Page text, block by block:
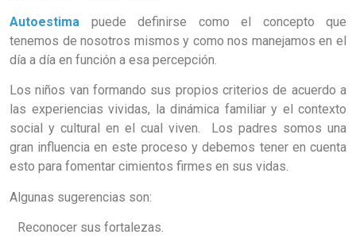
Autoestima puede definirse como el concepto que
tenemos de nosotros mismos y como nos manejamos en el
día a día en función a esa percepción.
Los niños van formando sus propios criterios de acuerdo a
las experiencias vividas, la dinámica familiar y el contexto
social y cultural en el cual viven. Los padres somos una
gran influencia en este proceso y debemos tener en cuenta
esto para fomentar cimientos firmes en sus vidas.
Algunas sugerencias son:
Reconocer sus fortalezas.